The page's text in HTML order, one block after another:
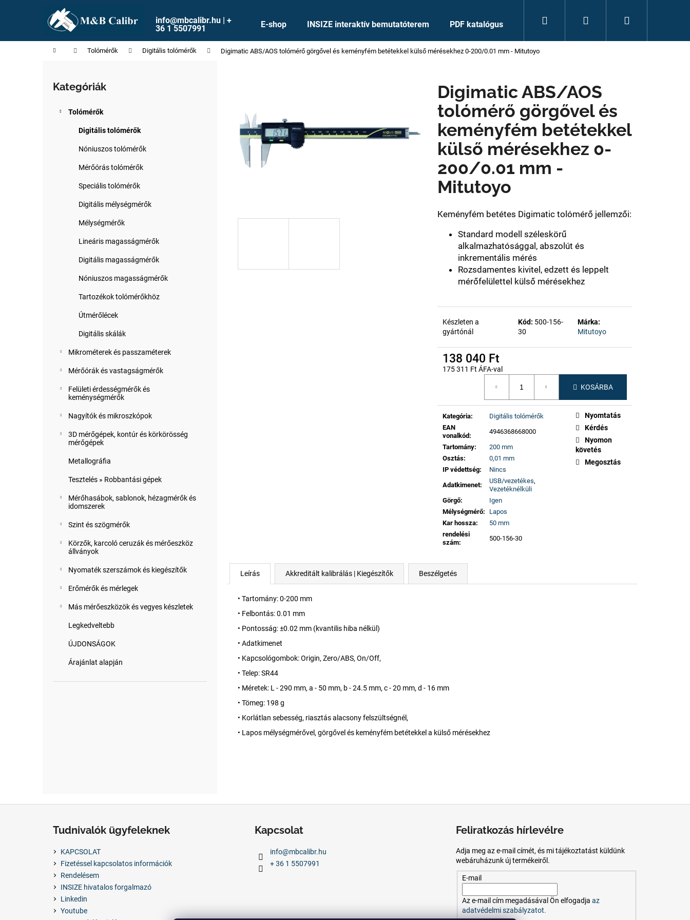
info@mbcalibr.hu | +
36 1 5507991
E-shop INSIZE interaktív bemutatóterem PDF katalógus Keresés Bejelentkezés
KezdőlapTolómérők Digitális tolómérők Digimatic ABS/AOS tolómérő görgővel és keményfém betétekkel külső mérésekhez 0-200/0.01 mm - Mitutoyo
Kategóriák
átugrása
Kategóriák
Tolómérők
Digitális tolómérők
Nóniuszos tolómérők
Mérőórás tolómérők
Speciális tolómérők
Digitális mélységmérők
Mélységmérők
Lineáris magasságmérők
Digitális magasságmérők
Nóniuszos magasságmérők
Tartozékok tolómérőkhöz
Útmérőlécek
Digitális skálák
Mikrométerek és passzaméterek
Mérőórák és vastagságmérők
Felületi érdességmérők és
keménységmérők
Nagyítók és mikroszkópok
3D mérőgépek, kontúr és körkörösség
mérőgépek
Metallográfia
Tesztelés » Robbantási gépek
Mérőhasábok, sablonok, hézagmérők és
idomszerek
Szint és szögmérők
Körzők, karcoló ceruzák és mérőeszköz
állványok
Nyomaték szerszámok és kiegészítők
Erőmérők és mérlegek
Más mérőeszközök és vegyes készletek
Legkedveltebb
ÚJDONSÁGOK
Árajánlat alapján
Digimatic ABS/AOS
tolómérő görgővel és
keményfém betétekkel
külső mérésekhez 0-
200/0.01 mm -
Mitutoyo
Keményfém betétes Digimatic tolómérő jellemzői:
Standard modell széleskörű
alkalmazhatósággal, abszolút és
inkrementális mérés
Rozsdamentes kivitel, edzett és leppelt
mérőfelülettel külső mérésekhez
Készleten a
gyártónál
Kód: 500-156-
30
Márka:
Mitutoyo
138 040 Ft
175 311 Ft ÁFA-val
KOSÁRBA
Kategória:
Digitális tolómérők
EAN
vonalkód :
4946368668000
Tartomány:
200 mm
Osztás:
0,01 mm
IP védettség:
Nincs
Adatkimenet:
USB/vezetékes,
Vezetéknélküli
Görgő:
Igen
Mélységmérő:
Lapos
Kar hossza:
50 mm
rendelési
szám:
500-156-30
Nyomtatás
Kérdés
Nyomon
követés
Megosztás
Leírás Akkreditált kalibrálás | Kiegészítők Beszélgetés
• Tartomány: 0-200 mm
• Felbontás: 0.01 mm
• Pontosság: ±0.02 mm (kvantilis hiba nélkül)
• Adatkimenet
• Kapcsológombok: Origin, Zero/ABS, On/Off,
• Telep: SR44
• Méretek: L - 290 mm, a - 50 mm, b - 24.5 mm, c - 20 mm, d - 16 mm
• Tömeg: 198 g
• Korlátlan sebesség, riasztás alacsony felszültségnél,
• Lapos mélységmérővel, görgővel és keményfém betétekkel a külső mérésekhez
á
Vissza
a boltba
Vissza
a boltba
Mit keres?
Ajánljuk
Tudnivalók ügyfeleknek
KAPCSOLAT
Fizetéssel kapcsolatos információk
Rendelésem
INSIZE hivatalos forgalmazó
Linkedin
Youtube
Kapcsolat
info@mbcalibr.hu
+ 36 1 5507991
Feliratkozás hírlevélre
Adja meg az e-mail címét, és mi tájékoztatást küldünk
webáruházunk új termékeiről.
E-mail
Aze-mailcím megadásával Ön elfogadja az
adatvédelmi szabályzatot.